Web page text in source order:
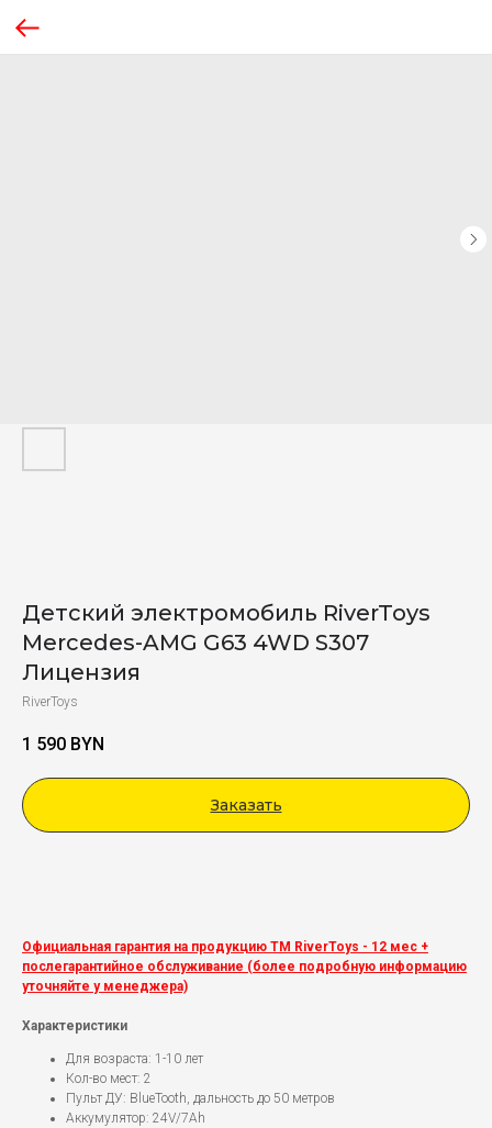
Детский электромобиль RiverToys
Mercedes-AMG G63 4WD S307
Лицензия
RiverToys
1 590 BYN
Заказать
Официальная гарантия на продукцию ТМ RiverToys - 12 мес +
послегарантийное обслуживание (более подробную информацию
уточняйте у менеджера)
Характеристики
Для возраста: 1-10 лет
Кол-во мест: 2
Пульт ДУ: BlueTooth, дальность до 50 метров
Аккумулятор: 24V/7Ah